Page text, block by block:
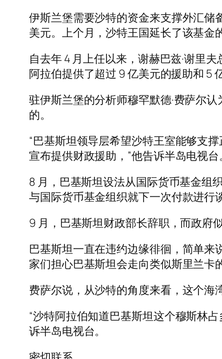
伊斯兰堡需要沙特的资金来支撑外汇储
美元。上个月，沙特王国延长了该基金
自去年 4 月上任以来，谢赫巴兹·谢里
阿拉伯提供了超过 9 亿美元的援助和 5
驻伊斯兰堡的分析师穆罕默德·费萨尔
的。
“巴基斯坦领导层希望沙特王室能够支
宣布提供财政援助，”他告诉半岛电视台
8 月，巴基斯坦设法从国际货币基金组
与国际货币基金组织就下一次付款进行
9 月，巴基斯坦财政部长辞职，而政府
巴基斯坦一直在违约边缘徘徊，简单
家们担心巴基斯坦会走向类似斯里兰卡
费萨尔说，从沙特的角度来看，这个海
“沙特阿拉伯知道巴基斯坦这个穆斯林
诉半岛电视台。